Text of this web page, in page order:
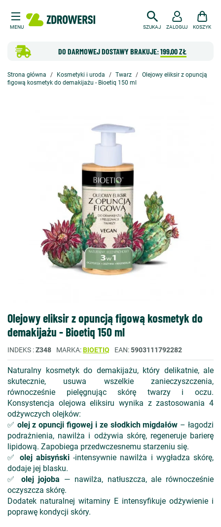
MENU SZUKAJ
DO DARMOWEJ DOSTAWY BRAKUJE:199,00 ZŁ
ZALOGUJ KOSZYK
Strona główna Kosmetyki i uroda Twarz
Olejowy eliksir z opuncją
figową kosmetyk do demakijażu - Bioetiq 150 ml
Olejowy eliksir z opuncją figową kosmetyk do
demakijażu - Bioetiq 150 ml
INDEKS Z348 MARKA BIOETIQ EAN 5903111792282
Naturalny kosmetyk do demakijażu, który delikatnie, ale
skutecznie, usuwa wszelkie zanieczyszczenia,
równocześnie pielęgnując skórę twarzy i oczu.
Konsystencja olejowa eliksiru wynika z zastosowania 4
odżywczych olejków:
✅ olej z opuncji figowej i ze słodkich migdałów – łagodzi
podrażnienia, nawilża i odżywia skórę, regeneruje barierę
lipidową. Zapobiega przedwczesnemu starzeniu się.
✅ olej abisyński-intensywnie nawilża i wygładza skórę,
dodaje jej blasku.
✅ olej jojoba — nawilża, natłuszcza, ale równocześnie
oczyszcza skórę.
Dodatek naturalnej witaminy E intensyfikuje odżywienie i
poprawę kondycji skóry.